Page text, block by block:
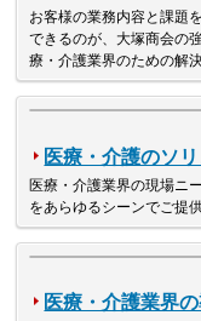
お客様の業務内容と課題
できるのが、大塚商会の
療・介護業界のための解
医療・介護のソ
医療・介護業界の現場ニ
をあらゆるシーンでご提
医療・介護業界